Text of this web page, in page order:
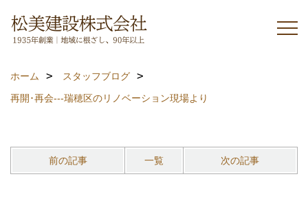
ホーム
スタッフブログ
再開･再会---瑞穂区のリノベーション現場より
前の記事 一覧 次の記事